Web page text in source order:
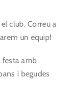
club. Correu a
un equip!
festa amb
i begudes